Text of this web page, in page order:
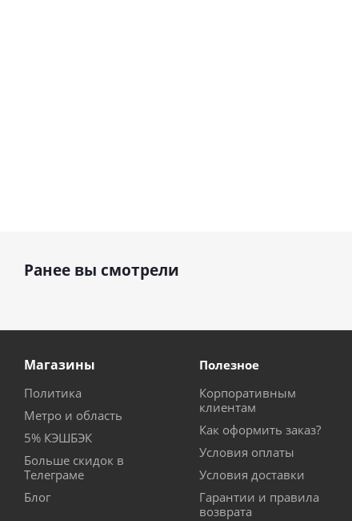
Ранее вы смотрели
Магазины
Политика
Метро и область
5% КЭШБЭК
Больше скидок в
Телеграме
Блог
Полезное
Корпоративным
клиентам
Как оформить заказ?
Условия оплаты
Условия доставки
Гарантии и правила
возврата